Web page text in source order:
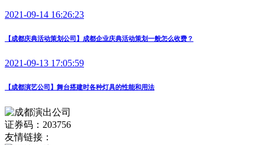
2021-09-14 16:26:23
【成都庆典活动策划公司】成都企业庆典活动策划一般怎么收费？
2021-09-13 17:05:59
【成都演艺公司】舞台搭建时各种灯具的性能和用法
证券码：203756
友情链接：